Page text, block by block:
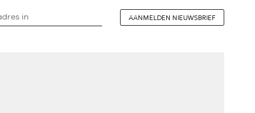
AANMELDEN NIEUWSBRIEF